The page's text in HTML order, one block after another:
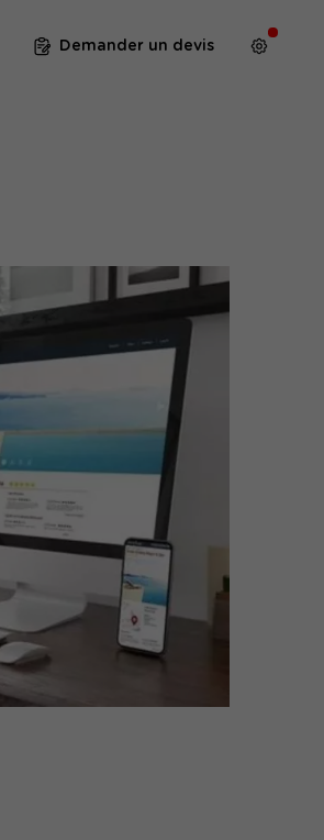
Demander un devis